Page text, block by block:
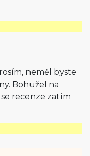
neměl byste
Bohužel na
recenze zatím